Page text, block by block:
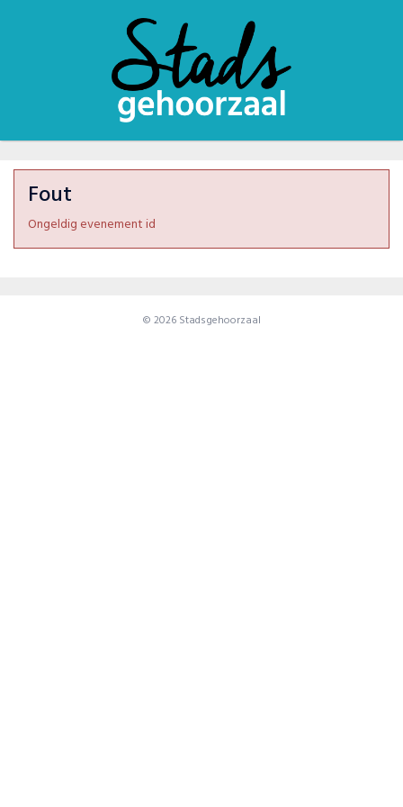
Fout
Ongeldig evenement id
© 2026 Stadsgehoorzaal